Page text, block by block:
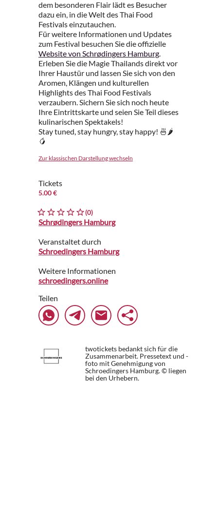
dem besonderen Flair lädt es Besucher
dazu ein, in die Welt des Thai Food
Festivals einzutauchen.
Für weitere Informationen und Updates
zum Festival besuchen Sie die offizielle
Website von Schrødingers Hamburg.
Erleben Sie die Magie Thailands direkt vor
Ihrer Haustür und lassen Sie sich von den
Aromen, Klängen und kulturellen
Highlights des Thai Food Festivals
verzaubern. Sichern Sie sich noch heute
Ihre Eintrittskarte und seien Sie Teil dieses
kulinarischen Spektakels!
Stay tuned, stay hungry, stay happy! 🍜🌶
🥭
Zur klassischen Darstellung wechseln
Tickets
5.00 €
(0)
Schrødingers Hamburg
Veranstaltet durch
Schroedingers Hamburg
Weitere Informationen
schroedingers.online
Teilen
twotickets bedankt sich für die
Zusammenarbeit. Pressetext und -
foto mit Genehmigung von
Schroedingers Hamburg. © liegen
bei den Urhebern.